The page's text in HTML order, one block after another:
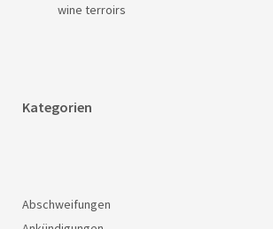
wine terroirs
Kategorien
Abschweifungen